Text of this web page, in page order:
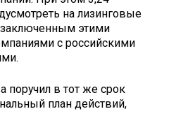
на лизинговые
этими
с российскими
поручил в тот же срок
план действий,